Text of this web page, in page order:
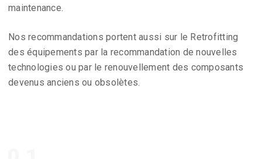
maintenance.
Nos recommandations portent aussi sur le Retrofitting
des équipements par la recommandation de nouvelles
technologies ou par le renouvellement des composants
devenus anciens ou obsolètes.